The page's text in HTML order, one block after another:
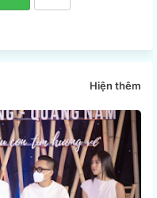
Hiện thêm